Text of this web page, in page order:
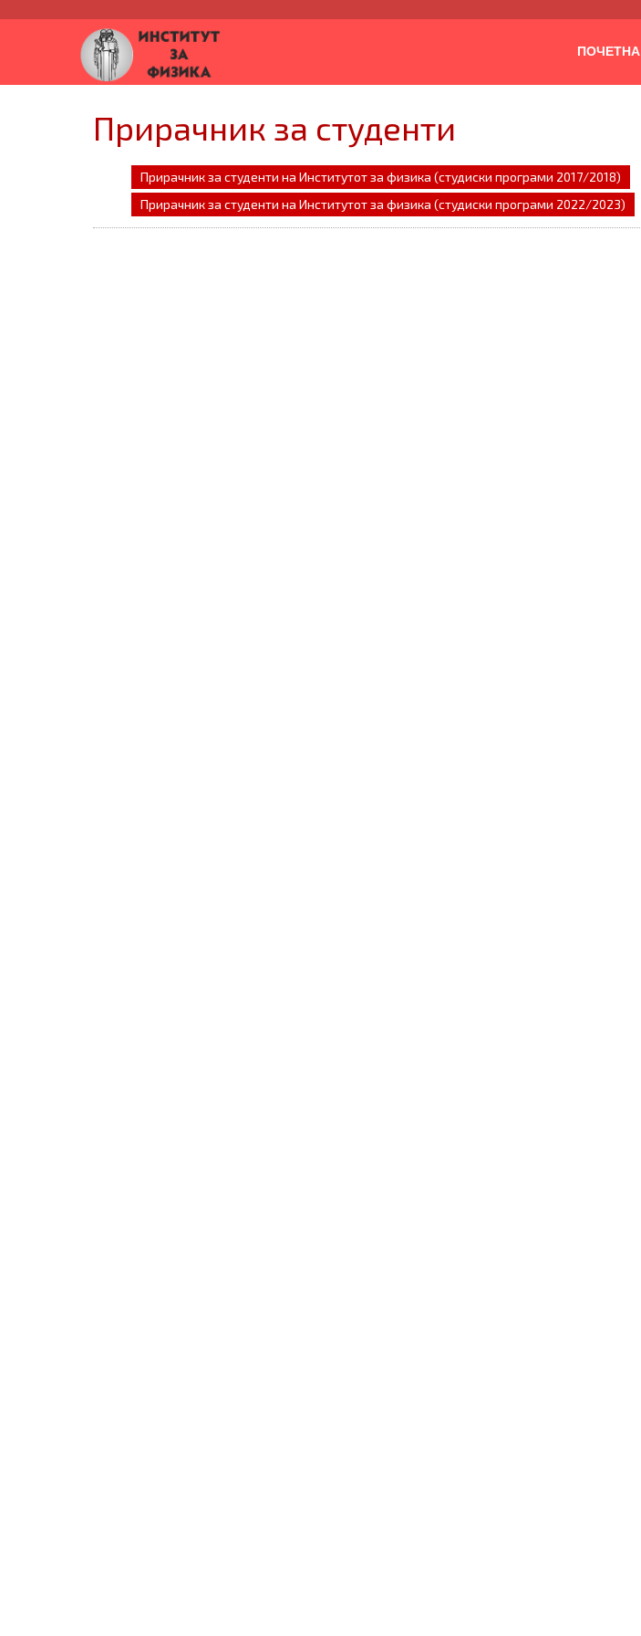
ПОЧЕТНА
Прирачник за студенти
Прирачник за студенти на Институтот за физика (студиски програми 2017/2018)
Прирачник за студенти на Институтот за физика (студиски програми 2022/2023)